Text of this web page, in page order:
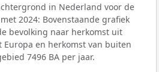
in Nederland voor de
2024: Bovenstaande grafiek
bevolking naar herkomst uit
en herkomst van buiten
7496 BA per jaar.